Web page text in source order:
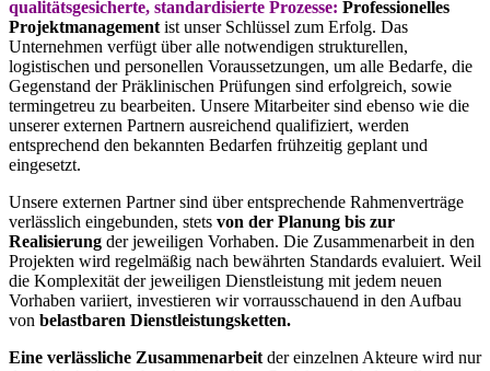
qualitätsgesicherte, standardisierte Prozesse: Professionelles
Projektmanagement ist unser Schlüssel zum Erfolg. Das
Unternehmen verfügt über alle notwendigen strukturellen,
logistischen und personellen Voraussetzungen, um alle Bedarfe, die
Gegenstand der Präklinischen Prüfungen sind erfolgreich, sowie
termingetreu zu bearbeiten. Unsere Mitarbeiter sind ebenso wie die
unserer externen Partnern ausreichend qualifiziert, werden
entsprechend den bekannten Bedarfen frühzeitig geplant und
eingesetzt.
Unsere externen Partner sind über entsprechende Rahmenverträge
verlässlich eingebunden, stets von der Planung bis zur
Realisierung der jeweiligen Vorhaben. Die Zusammenarbeit in den
Projekten wird regelmäßig nach bewährten Standards evaluiert. Weil
die Komplexität der jeweiligen Dienstleistung mit jedem neuen
Vorhaben variiert, investieren wir vorrausschauend in den Aufbau
von belastbaren Dienstleistungsketten.
Eine verlässliche Zusammenarbeit der einzelnen Akteure wird nur